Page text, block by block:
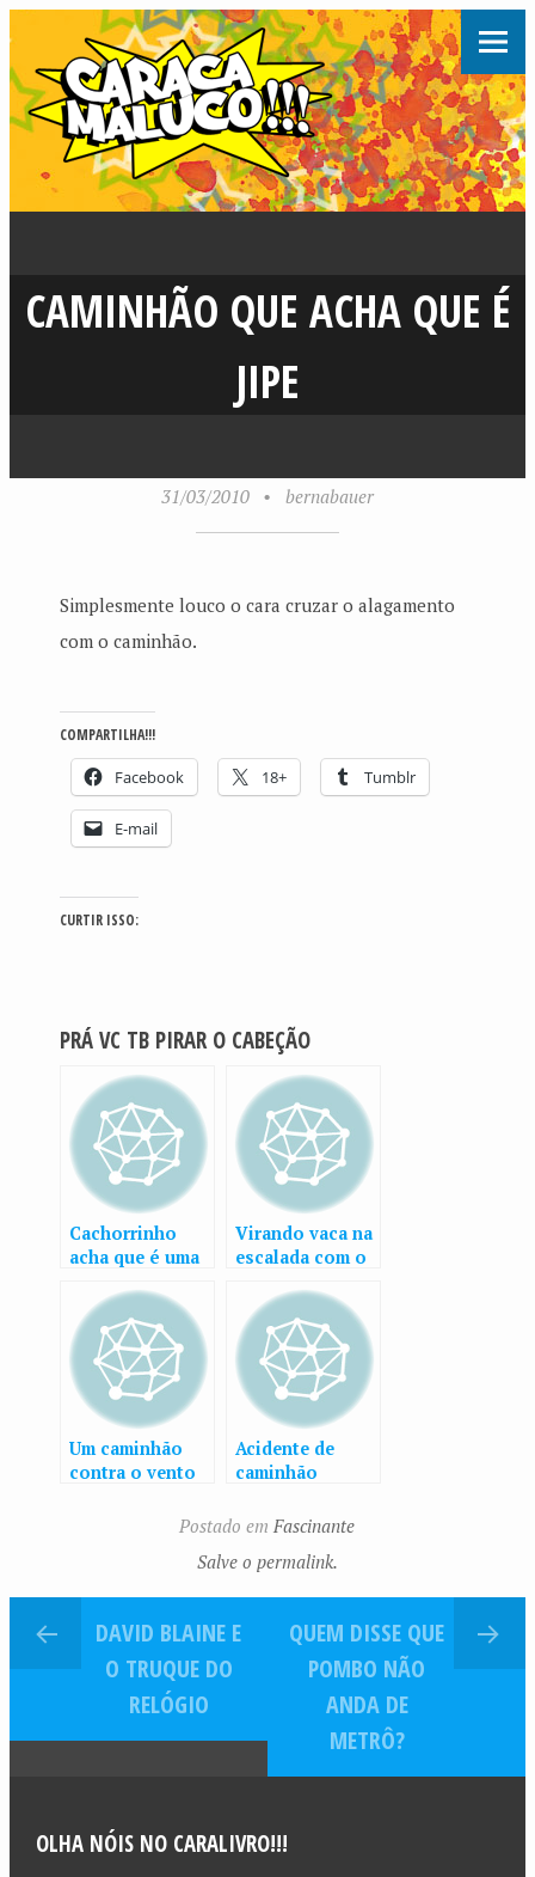
CAMINHÃO QUE ACHA QUE É
JIPE
31/03/2010 • bernabauer
Simplesmente louco o cara cruzar o alagamento
com o caminhão.
COMPARTILHA!!!
Facebook 18+ Tumblr
E-mail
CURTIR ISSO:
PRÁ VC TB PIRAR O CABEÇÃO
Cachorrinho
acha que é uma
Virando vaca na
escalada com o
Um caminhão
contra o vento
Acidente de
caminhão
Postado emFascinante
Salve o permalink.
DAVID BLAINE E
O TRUQUE DO
RELÓGIO
QUEM DISSE QUE
POMBO NÃO
ANDA DE
METRÔ?
OLHA NÓIS NO CARALIVRO!!!